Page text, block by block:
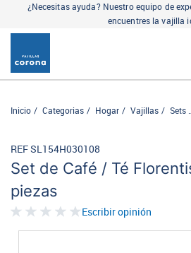
¿Necesitas ayuda? Nuestro equipo de
encuentres la vajilla
Inicio Categorias Hogar Vajillas Sets
Set de Café / Té
piezas
REF SL154H030108
Escribir opinión